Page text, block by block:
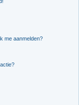
me aanmelden?